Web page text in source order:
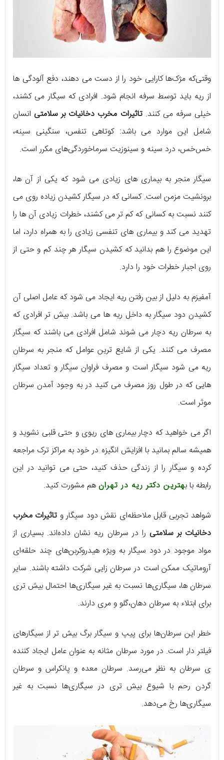
وقتی‌که مژک‌ها کارایی خود را از دست می دهند، دفع آلودگی ها
از ریه باید توسط سرفه انجام شود. افرادی که سیگار می کشند،
خیلی سرفه می کنند.تاثیرات مخرب دخانیات بر سلامتیانسان
شامل این موارد می باشد: کوتاهی تنفس، سنگینی سینه،
خس‌خس، درد سینه و سینوزیت ‌سرماخوردگی‌های مکرر است.
سیگار منجر به بیماری های زیادی می شود که یکی از آن ها،
برونشیت مزمن است. کسانی که در سیگار کشیدن زیاده روی می
کنند نسبت به کسانی که کم تر می کشند، خطرات زیادی آن ها را
تهدید می کند و بیماری های تنفسی زیادی را به همراه دارد، اما
این موضوع را هم بدانید که کشیدن سیگار هر چند کم و حتی از
روی اجبار خطرات خود را دارد.
آمفیزم به دلیل از بین رفتن ریه ایجاد می شود که عامل اصلی آن
کشیدن دود سیگار به داخل ریه ها می باشد. بیش تر افرادی که
به سرطان ریه دچار می شوند شامل افرادی می باشند که سیگار
مصرف می کنند. یکی از شایع ترین عوامل که منجر به سرطان
ریه می شود سیگار است و مصرف فراوان سیگار و تعداد سیگار
هایی که در طول روز مصرف می کنید در به وجود آمدن سرطان
موثر است.
اگر می خواهید که دچار بیماری های ریوی و حتی قلبی نشوید و
همیشه سالم بمانید با افزایش انگیزه در خود به مراکز ترک مراجعه
کرده و سیگار را از زندگی حذف کنید، حتی می توانید در این
رابطه با بهترین دکتر ریه در تهرانهم مشورت کنید.
شواهد تجربی قابل ملاحظه‌ای نقش دود سیگار و تاثیرات مخرب
دخانیات بر سلامتی را در سرطان ریه نشان داده‌اند. بسیاری از
مواد موجود در دود سیگار به ویژه هیدروکربن‌های چند حلقه‌ای
آروماتیک ممکن است در سرطان زایی شرکت داشته باشند. سایر
سرطان ها، سیگاری‌ها نسبت به غیر سیگاری‌ها احتمال بیش تری
برای ابتلاء به سرطان دهان،گلو و مری دارند.
خطر این سرطان‌ها برای پیپ و سیگار برگ بیش تر از سیگارهای
فیلتر دار است. در مورد سرطان مثانه به عنوان عامل ایجاد کننده
ی سرطان به‌ نظر می‌رسد. سرطان‌ معده و پانکراس و سرطان
گردن رحم با شیوع بیش تری در سیگاری‌ها نسبت به غیر
سیگاری‌ها رخ می‌دهد.